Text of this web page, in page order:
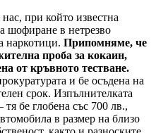
при който известна
шофиране в нетрезво
наркотици. Припомняме, че
проба за кокаин,
от кръвното тестване.
и бе осъдена на
срок. Изпълнителката
бе глобена със 700 лв.,
в размер на близо